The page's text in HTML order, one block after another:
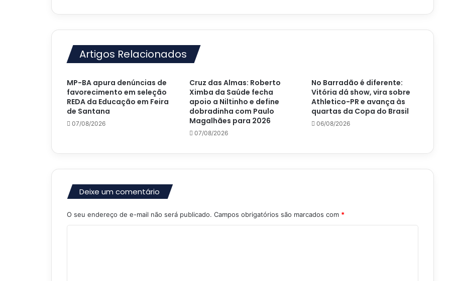
Artigos Relacionados
MP-BA apura denúncias de
favorecimento em seleção
REDA da Educação em Feira
de Santana
07/08/2026
Cruz das Almas: Roberto
Ximba da Saúde fecha
apoio a Niltinho e define
dobradinha com Paulo
Magalhães para 2026
07/08/2026
No Barradão é diferente:
Vitória dá show, vira sobre
Athletico-PR e avança às
quartas da Copa do Brasil
06/08/2026
Deixe um comentário
O seu endereço de e-mail não será publicado. Campos obrigatórios são marcados com *